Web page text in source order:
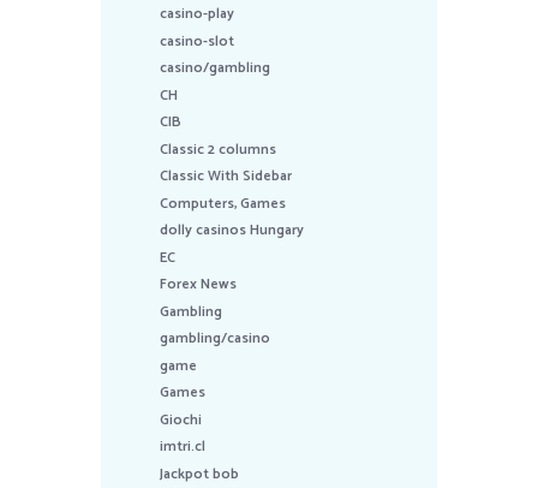
casino-play
casino-slot
casino/gambling
CH
CIB
Classic 2 columns
Classic With Sidebar
Computers, Games
dolly casinos Hungary
EC
Forex News
Gambling
gambling/casino
game
Games
Giochi
imtri.cl
Jackpot bob